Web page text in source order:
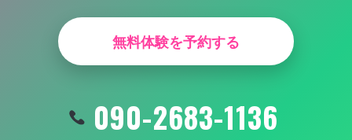
無料体験を予約する
090-2683-1136